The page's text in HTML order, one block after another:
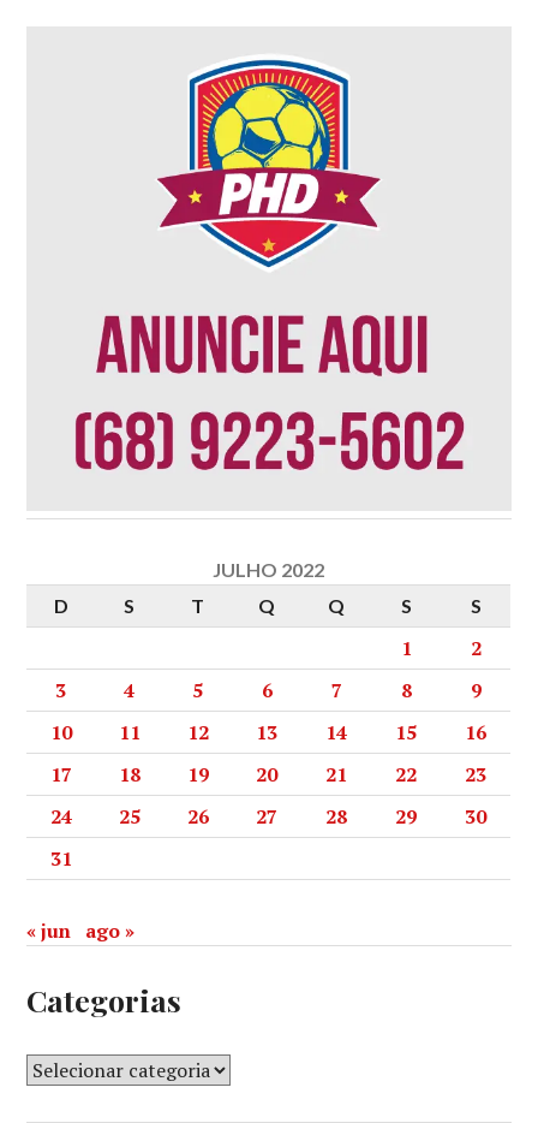
JULHO 2022
D
S T Q Q S S
1
2
3
4 5 6 7 8
9
10
11 12 13 14 15
16
17
18 19 20 21 22
23
24
25 26 27 28 29
30
31
« jun ago »
Categorias